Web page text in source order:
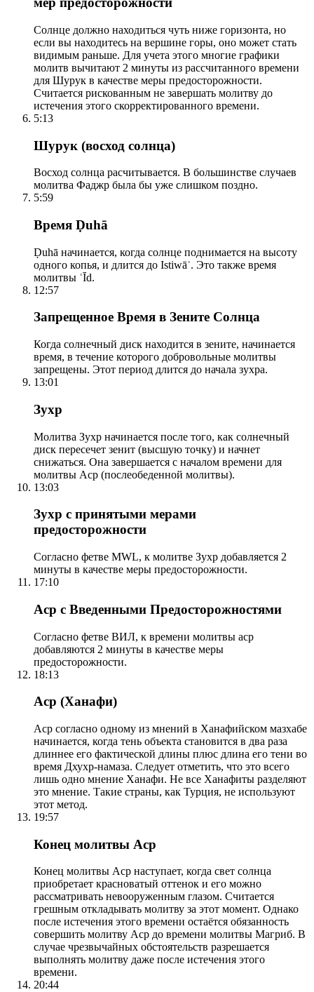
Солнце должно находиться чуть ниже горизонта, но
если вы находитесь на вершине горы, оно может стать
видимым раньше. Для учета этого многие графики
молитв вычитают 2 минуты из рассчитанного времени
для Шурук в качестве меры предосторожности.
Считается рискованным не завершать молитву до
истечения этого скорректированного времени.
5:13
Шурук (восход солнца)
Восход солнца расчитывается. В большинстве случаев
молитва Фаджр была бы уже слишком поздно.
5:59
Время Ḍuhā
Ḍuhā начинается, когда солнце поднимается на высоту
одного копья, и длится до Istiwāʾ. Это также время
молитвы ʿĪd.
12:57
Запрещенное Время в Зените Солнца
Когда солнечный диск находится в зените, начинается
время, в течение которого добровольные молитвы
запрещены. Этот период длится до начала зухра.
13:01
Зухр
Молитва Зухр начинается после того, как солнечный
диск пересечет зенит (высшую точку) и начнет
снижаться. Она завершается с началом времени для
молитвы Аср (послеобеденной молитвы).
13:03
Зухр с принятыми мерами
предосторожности
Согласно фетве MWL, к молитве Зухр добавляется 2
минуты в качестве меры предосторожности.
17:10
Аср с Введенными Предосторожностями
Согласно фетве ВИЛ, к времени молитвы аср
добавляются 2 минуты в качестве меры
предосторожности.
18:13
Аср (Ханафи)
Аср согласно одному из мнений в Ханафийском мазхабе
начинается, когда тень объекта становится в два раза
длиннее его фактической длины плюс длина его тени во
время Дхухр-намаза. Следует отметить, что это всего
лишь одно мнение Ханафи. Не все Ханафиты разделяют
это мнение. Такие страны, как Турция, не используют
этот метод.
19:57
Конец молитвы Аср
Конец молитвы Аср наступает, когда свет солнца
приобретает красноватый оттенок и его можно
рассматривать невооруженным глазом. Считается
грешным откладывать молитву за этот момент. Однако
после истечения этого времени остаётся обязанность
совершить молитву Аср до времени молитвы Магриб. В
случае чрезвычайных обстоятельств разрешается
выполнять молитву даже после истечения этого
времени.
20:44